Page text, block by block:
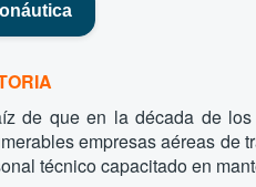
de que en la década de
empresas aéreas de
técnico capacitado en